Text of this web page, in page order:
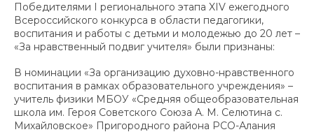
Победителями I регионального этапа XIV ежегодного
Всероссийского конкурса в области педагогики,
воспитания и работы с детьми и молодежью до 20 лет –
«За нравственный подвиг учителя» были признаны:
В номинации «За организацию духовно-нравственного
воспитания в рамках образовательного учреждения» –
учитель физики МБОУ «Средняя общеобразовательная
школа им. Героя Советского Союза А. М. Селютина с.
Михайловское» Пригородного района РСО-Алания